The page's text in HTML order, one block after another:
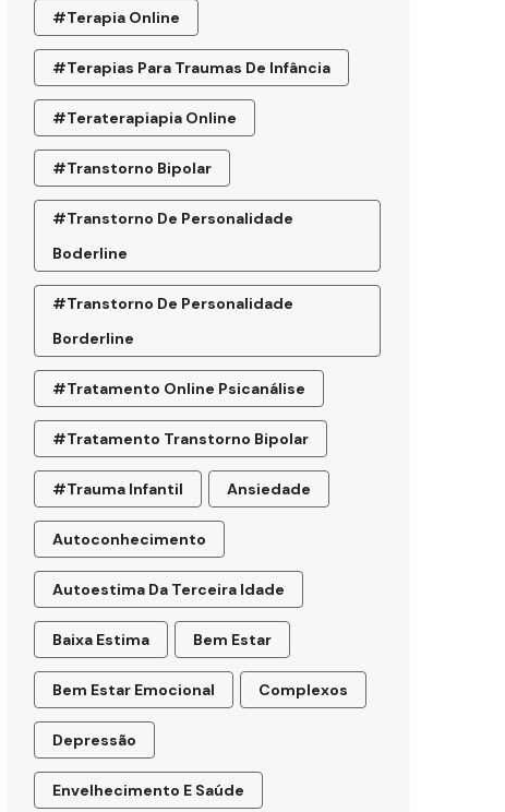
#terapia Online
#terapias Para Traumas De Infância
#teraterapiapia Online
#transtorno Bipolar
#transtorno De Personalidade
Boderline
#Transtorno De Personalidade
Borderline
#tratamento Online Psicanálise
#tratamento Transtorno Bipolar
#trauma Infantil Ansiedade
Autoconhecimento
Autoestima Da Terceira Idade
Baixa Estima Bem Estar
Bem Estar Emocional Complexos
Depressão
Envelhecimento E Saúde